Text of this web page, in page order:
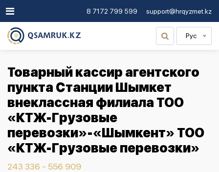
8 7172 799 599 support@hrqyzmet.kz
Рус
Товарный кассир агентского
пункта Станции Шымкет
внеклассная филиала ТОО
«КТЖ-Грузовые
перевозки»-«Шымкент» ТОО
«КТЖ-Грузовые перевозки»
243 336 - 556 909